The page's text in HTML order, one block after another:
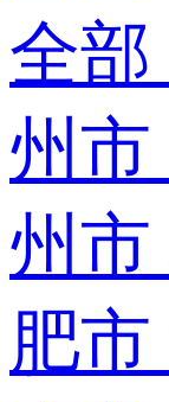
全部
州市
州市
肥市